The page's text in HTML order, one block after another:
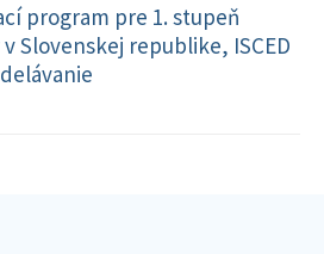
program pre 1. stupeň
Slovenskej republike, ISCED